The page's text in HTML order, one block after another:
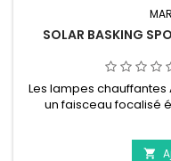
SOLAR BASKING
Les lampes chauffantes
un faisceau focalisé
chaleur intense. Ceci
prélassent dans le
enclos plus hauts. La